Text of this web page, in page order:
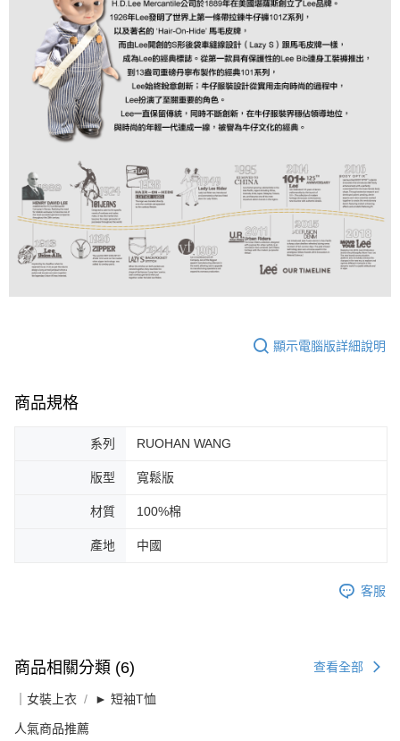
顯示電腦版詳細說明
商品規格
系列 RUOHAN WANG
版型 寬鬆版
材質 100%棉
產地 中國
客服
商品相關分類 (6) 查看全部
｜女裝上衣 ► 短袖T恤
人氣商品推薦